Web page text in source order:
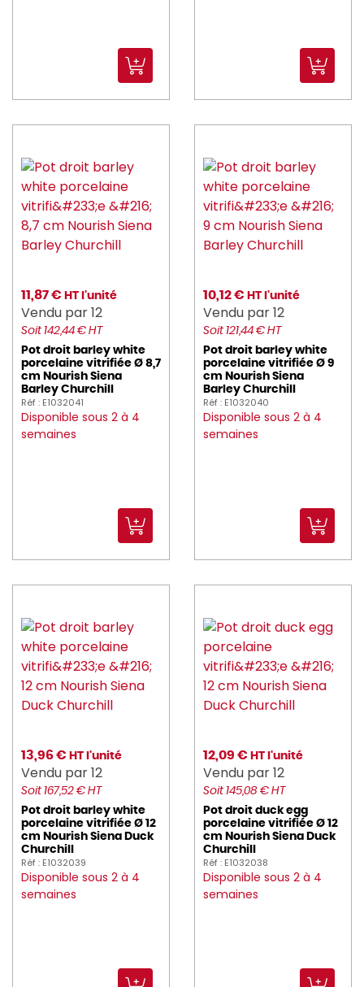
11,87 € HT l'unité
Vendu par 12
Soit 142,44 € HT
Pot droit barley white
porcelaine vitrifiée Ø 8,7
cm Nourish Siena
Barley Churchill
Réf : E1032041
Disponible sous 2 à 4
semaines
10,12 € HT l'unité
Vendu par 12
Soit 121,44 € HT
Pot droit barley white
porcelaine vitrifiée Ø 9
cm Nourish Siena
Barley Churchill
Réf : E1032040
Disponible sous 2 à 4
semaines
13,96 € HT l'unité
Vendu par 12
Soit 167,52 € HT
Pot droit barley white
porcelaine vitrifiée Ø 12
cm Nourish Siena Duck
Churchill
Réf : E1032039
Disponible sous 2 à 4
semaines
12,09 € HT l'unité
Vendu par 12
Soit 145,08 € HT
Pot droit duck egg
porcelaine vitrifiée Ø 12
cm Nourish Siena Duck
Churchill
Réf : E1032038
Disponible sous 2 à 4
semaines